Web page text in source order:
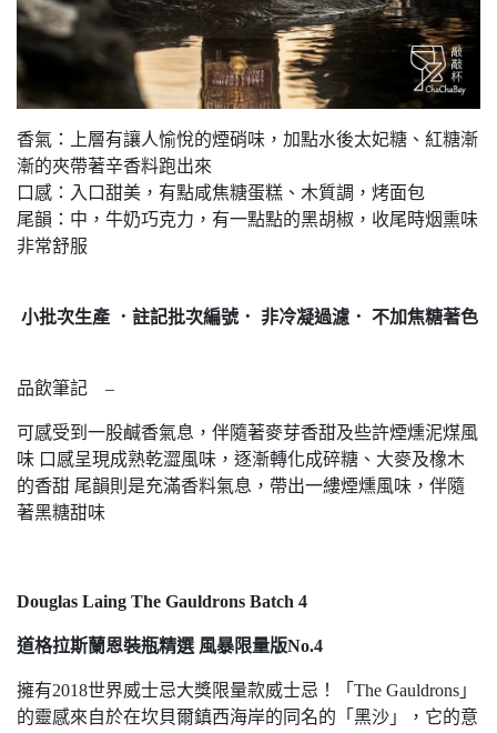
香氣：上層有讓人愉悅的煙硝味，加點水後太妃糖、紅糖漸
漸的夾帶著辛香料跑出來
口感：入口甜美，有點咸焦糖蛋糕、木質調，烤面包
尾韻：中，牛奶巧克力，有一點點的黑胡椒，收尾時烟熏味
非常舒服
小批次生產 ．註記批次編號． 非冷凝過濾． 不加焦糖著色
品飲筆記 –
可感受到一股鹹香氣息，伴隨著麥芽香甜及些許煙燻泥煤風
味 口感呈現成熟乾澀風味，逐漸轉化成碎糖、大麥及橡木
的香甜 尾韻則是充滿香料氣息，帶出一縷煙燻風味，伴隨
著黑糖甜味
Douglas Laing The Gauldrons Batch 4
道格拉斯蘭恩裝瓶精選 風暴限量版No.4
擁有2018世界威士忌大獎限量款威士忌！「The Gauldrons」
的靈感來自於在坎貝爾鎮西海岸的同名的「黑沙」，它的意